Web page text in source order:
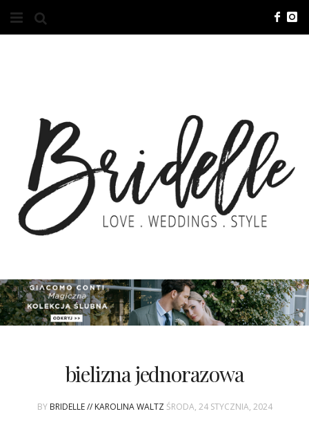
O NAS
KONTAKT
REKLAMA
ADVERTISING
ZGŁOSZENIA
SPONSORINGbielizna jednorazowa
BY BRIDELLE // KAROLINA WALTZ ŚRODA, 24 STYCZNIA, 2024